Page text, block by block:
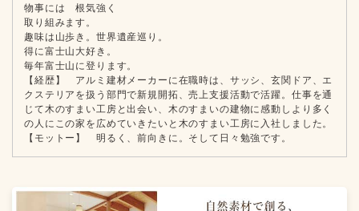
物事には 根気強く
取り組みます。
趣味は山歩き。世界遺産巡り。
得に富士山大好き。
毎年富士山に登ります。
【経歴】 アルミ建材メーカーに在職時は、サッシ、玄関ドア、エ
クステリアを扱う部門で新規開拓、売上支援活動で活躍。仕事を通
じて木のすまい工房と出会い、木のすまいの建物に感動しより多く
の人にこの家を広めていきたいと木のすまい工房に入社しました。
【モットー】 明るく、前向きに。そして日々勉強です。